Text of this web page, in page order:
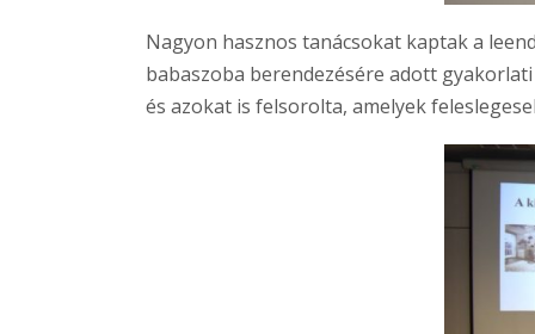
Nagyon hasznos tanácsokat kaptak a
babaszoba berendezésére adott
és azokat is felsorolta, amelyek